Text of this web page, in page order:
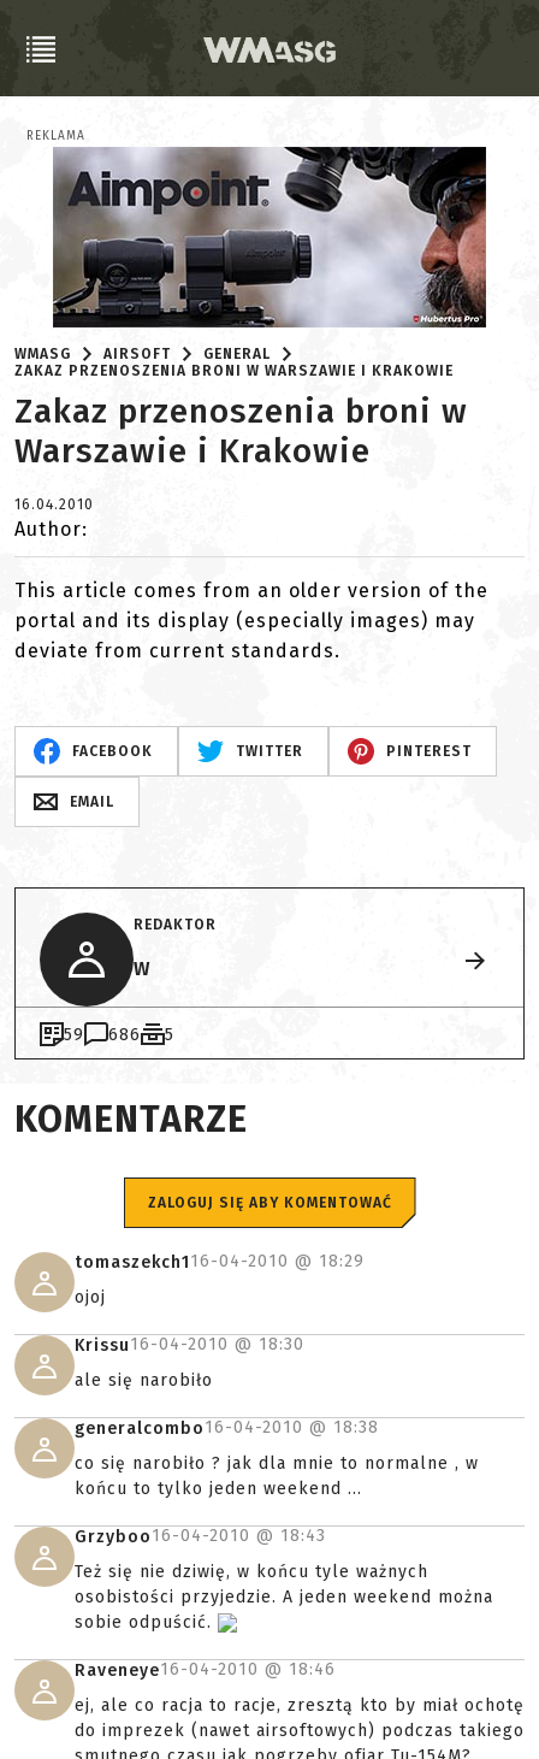
REKLAMA
WMASG AIRSOFT
GENERAL
ZAKAZ PRZENOSZENIA BRONI W WARSZAWIE I KRAKOWIE
Zakaz przenoszenia broni w
Warszawie i Krakowie
16.04.2010
Author:
This article comes from an older version of the
portal and its display (especially images) may
deviate from current standards.
FACEBOOK TWITTER PINTEREST
EMAIL
REDAKTOR
W
59 686 5
KOMENTARZE
ZALOGUJ SIĘ ABY KOMENTOWAĆ
tomaszekch116-04-2010 @ 18:29
ojoj
Krissu16-04-2010 @ 18:30
ale się narobiło
generalcombo16-04-2010 @ 18:38
co się narobiło ? jak dla mnie to normalne , w
końcu to tylko jeden weekend ...
Grzyboo16-04-2010 @ 18:43
Też się nie dziwię, w końcu tyle ważnych
osobistości przyjedzie. A jeden weekend można
sobie odpuścić.
Raveneye16-04-2010 @ 18:46
ej, ale co racja to racje, zresztą kto by miał ochotę
do imprezek (nawet airsoftowych) podczas takiego